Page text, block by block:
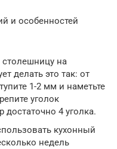
и особенностей
столешницу на
делать это так: от
1-2 мм и наметьте
уголок
4 уголка.
кухонный
недель